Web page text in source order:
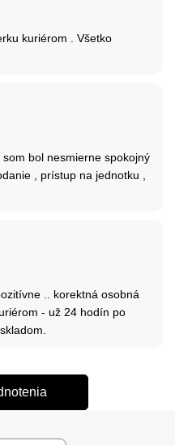
kuriérom . Všetko
bol nesmierne spokojný
, prístup na jednotku ,
.. korektná osobná
- už 24 hodín po